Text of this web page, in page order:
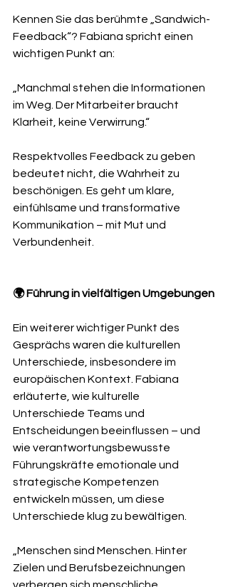
Kennen Sie das berühmte „Sandwich-
Feedback“? Fabiana spricht einen
wichtigen Punkt an:
„Manchmal stehen die Informationen
im Weg. Der Mitarbeiter braucht
Klarheit, keine Verwirrung.“
Respektvolles Feedback zu geben
bedeutet nicht, die Wahrheit zu
beschönigen. Es geht um klare,
einfühlsame und transformative
Kommunikation – mit Mut und
Verbundenheit.
🌍 Führung in vielfältigen Umgebungen
Ein weiterer wichtiger Punkt des
Gesprächs waren die kulturellen
Unterschiede, insbesondere im
europäischen Kontext. Fabiana
erläuterte, wie kulturelle
Unterschiede Teams und
Entscheidungen beeinflussen – und
wie verantwortungsbewusste
Führungskräfte emotionale und
strategische Kompetenzen
entwickeln müssen, um diese
Unterschiede klug zu bewältigen.
„Menschen sind Menschen. Hinter
Zielen und Berufsbezeichnungen
verbergen sich menschliche